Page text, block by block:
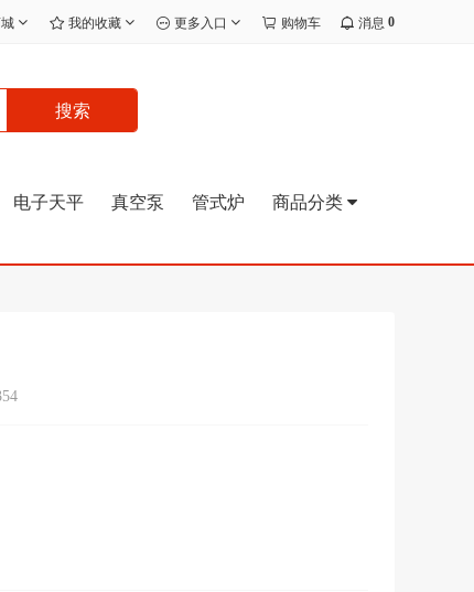
我的收藏 更多入口 购物车 消息 0
搜索
电子天平 真空泵 管式炉 商品分类